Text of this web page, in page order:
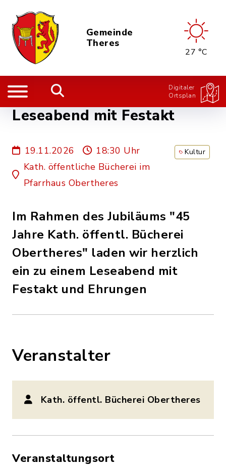
Gemeinde
Theres
27 °C
Digitaler
Ortsplan
Leseabend mit Festakt
19.11.2026
18:30 Uhr
Kath. öffentliche Bücherei im
Pfarrhaus Obertheres
Kultur
Im Rahmen des Jubiläums "45
Jahre Kath. öffentl. Bücherei
Obertheres" laden wir herzlich
ein zu einem Leseabend mit
Festakt und Ehrungen
Veranstalter
Kath. öffentl. Bücherei Obertheres
Veranstaltungsort